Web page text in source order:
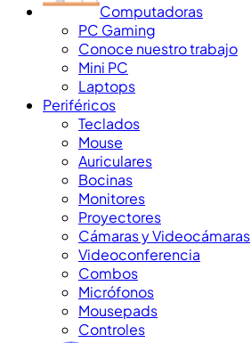
Computadoras
PC Gaming
Conoce nuestro trabajo
Mini PC
Laptops
Periféricos
Teclados
Mouse
Auriculares
Bocinas
Monitores
Proyectores
Cámaras y Videocámaras
Videoconferencia
Combos
Micrófonos
Mousepads
Controles